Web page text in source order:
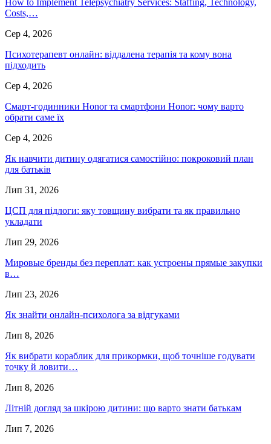
How to Implement Telepsychiatry Services: Staffing, Technology,
Costs,…
Сер 4, 2026
Психотерапевт онлайн: віддалена терапія та кому вона
підходить
Сер 4, 2026
Смарт-годинники Honor та смартфони Honor: чому варто
обрати саме їх
Сер 4, 2026
Як навчити дитину одягатися самостійно: покроковий план
для батьків
Лип 31, 2026
ЦСП для підлоги: яку товщину вибрати та як правильно
укладати
Лип 29, 2026
Мировые бренды без переплат: как устроены прямые закупки
в…
Лип 23, 2026
Як знайти онлайн-психолога за відгуками
Лип 8, 2026
Як вибрати кораблик для прикормки, щоб точніше годувати
точку й ловити…
Лип 8, 2026
Літній догляд за шкірою дитини: що варто знати батькам
Лип 7, 2026